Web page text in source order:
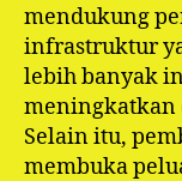
mendukung
infrastruktur
lebih banyak
meningkatkan
Selain itu,
membuka